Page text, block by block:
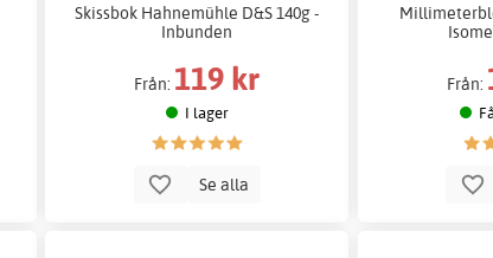
Skissbok Hahnemühle D&S 140g -
Inbunden
Från: 119 kr
I lager
Se alla
Från: